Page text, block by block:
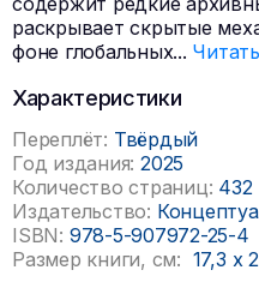
раскрывает скрытые
фоне глобальных...
Характеристики
Переплёт: Твёрдый
Год издания: 2025
Количество страниц: 432
Издательство:
ISBN: 978-5-907972-25-4
Размер книги, см: 17,3 x